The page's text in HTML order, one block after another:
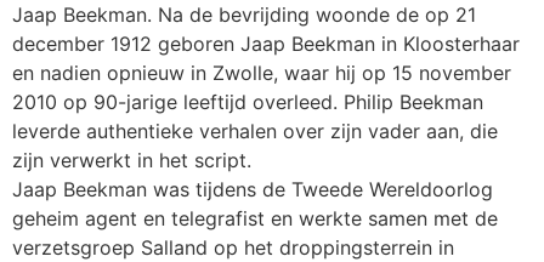
Jaap Beekman. Na de bevrijding woonde de op 21
december 1912 geboren Jaap Beekman in Kloosterhaar
en nadien opnieuw in Zwolle, waar hij op 15 november
2010 op 90-jarige leeftijd overleed. Philip Beekman
leverde authentieke verhalen over zijn vader aan, die
zijn verwerkt in het script.
Jaap Beekman was tijdens de Tweede Wereldoorlog
geheim agent en telegrafist en werkte samen met de
verzetsgroep Salland op het droppingsterrein in